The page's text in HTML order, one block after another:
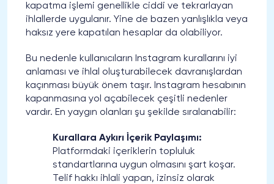
kapatma işlemi genellikle ciddi ve tekrarlayan
ihlallerde uygulanır. Yine de bazen yanlışlıkla veya
haksız yere kapatılan hesaplar da olabiliyor.
Bu nedenle kullanıcıların Instagram kurallarını iyi
anlaması ve ihlal oluşturabilecek davranışlardan
kaçınması büyük önem taşır. Instagram hesabının
kapanmasına yol açabilecek çeşitli nedenler
vardır. En yaygın olanları şu şekilde sıralanabilir:
Kurallara Aykırı İçerik Paylaşımı:
Platformdaki içeriklerin topluluk
standartlarına uygun olmasını şart koşar.
Telif hakkı ihlali yapan, izinsiz olarak